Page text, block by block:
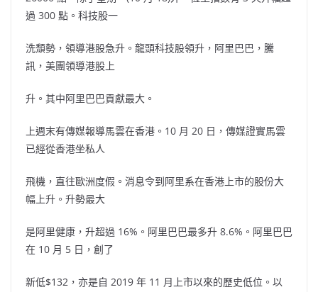
過 300 點。科技股一
洗頹勢，領導港股急升。龍頭科技股領升，阿里巴巴，騰
訊，美團領導港股上
升。其中阿里巴巴貢獻最大。
上週末有傳媒報導馬雲在香港。10 月 20 日，傳媒證實馬雲
已經從香港坐私人
飛機，直往歐洲度假。消息令到阿里系在香港上市的股份大
幅上升。升勢最大
是阿里健康，升超過 16%。阿里巴巴最多升 8.6%。阿里巴巴
在 10 月 5 日，創了
新低$132，亦是自 2019 年 11 月上市以來的歷史低位。以